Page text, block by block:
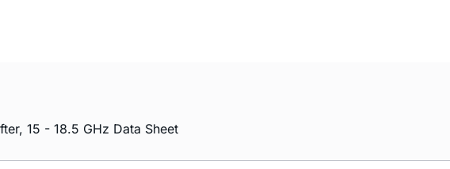
15 - 18.5 GHz Data Sheet